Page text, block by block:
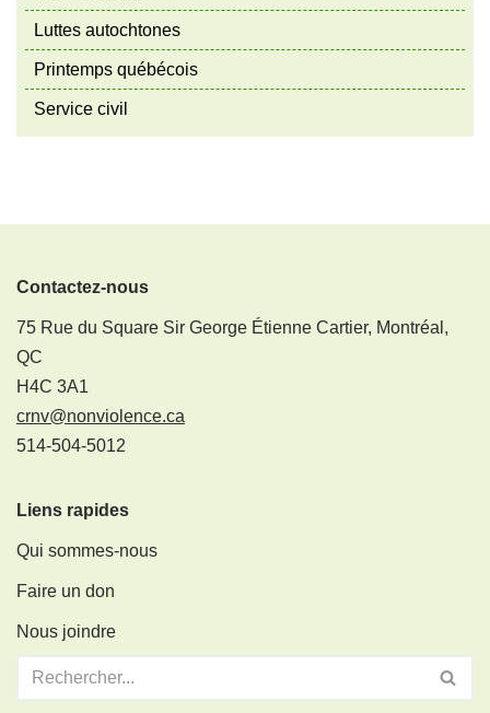
Luttes autochtones
Printemps québécois
Service civil
Contactez-nous
75 Rue du Square Sir George Étienne Cartier, Montréal,
QC
H4C 3A1
crnv@nonviolence.ca
514-504-5012
Liens rapides
Qui sommes-nous
Faire un don
Nous joindre